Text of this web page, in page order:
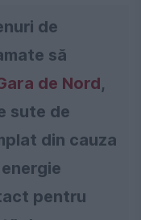
de
să
de Nord,
sute de
din cauza
pentru